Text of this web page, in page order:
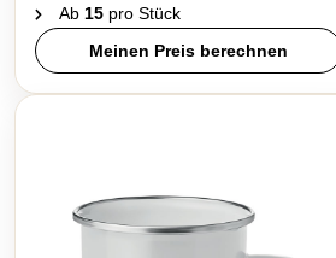
Ab 15 pro Stück
Meinen Preis berechnen